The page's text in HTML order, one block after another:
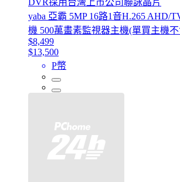
DVR採用台灣上市公司聯詠晶片
yaba 亞霸 5MP 16路1音H.265 AHD/
機 500萬畫素監視器主機(單買主機
$8,499
$13,500
P幣